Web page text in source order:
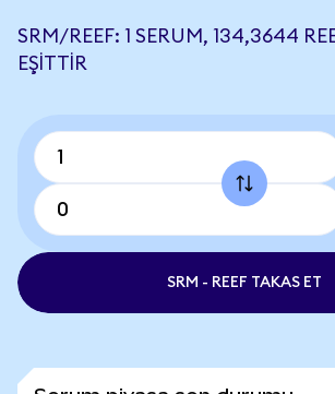
SRM/REEF: 1 SERUM, 134,3644
EŞITTIR
SRM - REEF TAKAS ET